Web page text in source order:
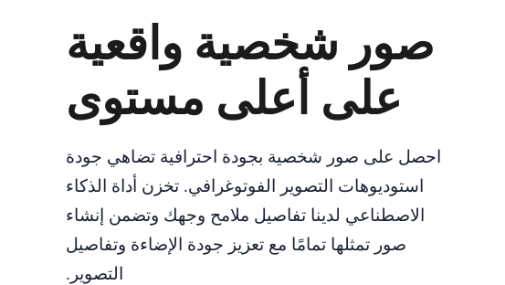
صور شخصية واقعية
على أعلى مستوى
احصل على صور شخصية بجودة احترافية تضاهي جودة
استوديوهات التصوير الفوتوغرافي. تخزن أداة الذكاء
الاصطناعي لدينا تفاصيل ملامح وجهك وتضمن إنشاء
صور تمثلها تمامًا مع تعزيز جودة الإضاءة وتفاصيل
التصوير.